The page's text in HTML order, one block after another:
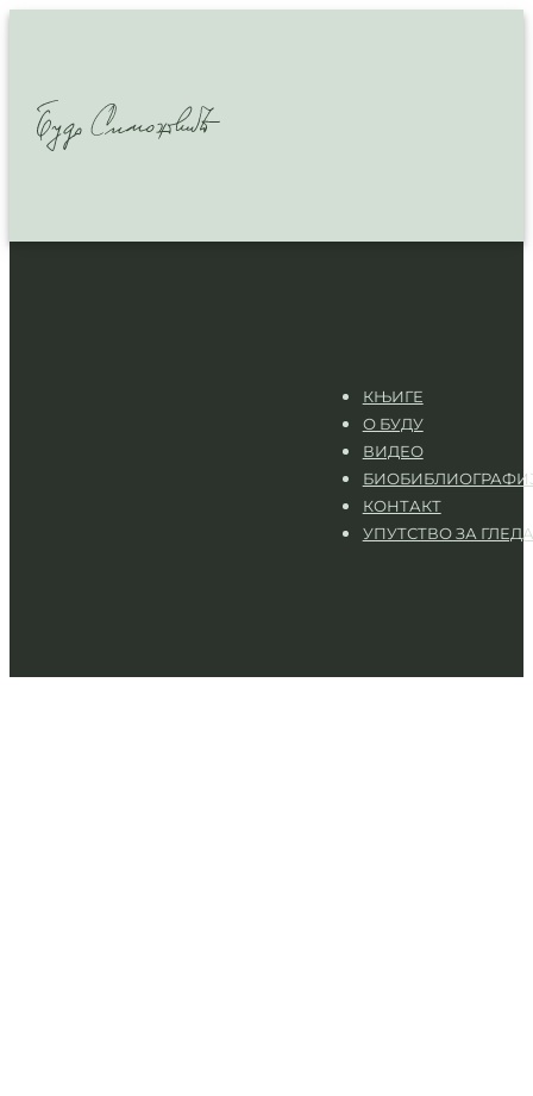
КЊИГЕ
О БУДУ
ВИДЕО
КОНТАКТ
УПУТСТВО ЗА